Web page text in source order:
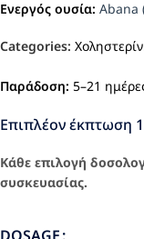
Ενεργός ουσία: Abana
Categories:
Παράδοση: 5–21
Επιπλέον έκπτωση
Κάθε επιλογή
συσκευασίας.